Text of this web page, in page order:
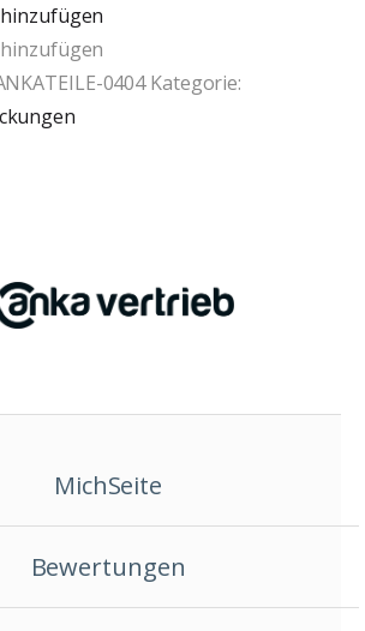
0404 Kategorie:
MichSeite
Bewertungen